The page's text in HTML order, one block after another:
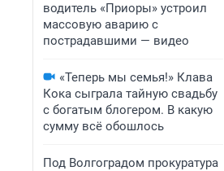
водитель «Приоры» устроил
массовую аварию с
пострадавшими — видео
«Теперь мы семья!» Клава
Кока сыграла тайную свадьбу
с богатым блогером. В какую
сумму всё обошлось
Под Волгоградом прокуратура